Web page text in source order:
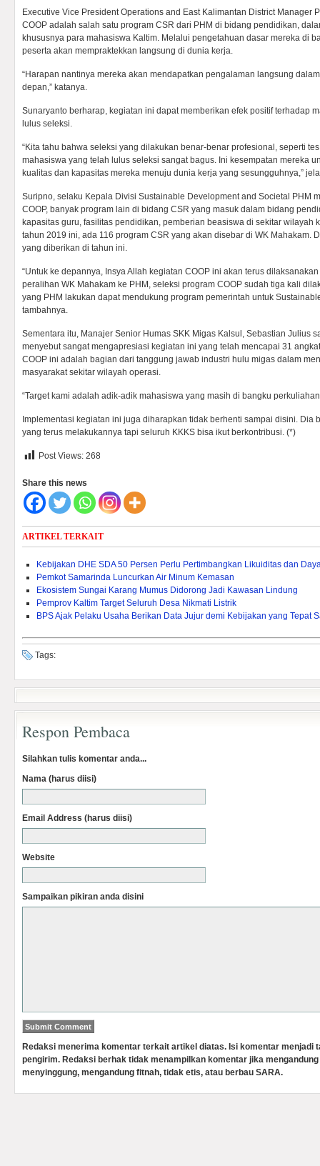
Executive Vice President Operations and East Kalimantan District Manager
COOP adalah salah satu program CSR dari PHM di bidang pendidikan,
khususnya para mahasiswa Kaltim. Melalui pengetahuan dasar mereka di
peserta akan mempraktekkan langsung di dunia kerja.
“Harapan nantinya mereka akan mendapatkan pengalaman langsung
depan,” katanya.
Sunaryanto berharap, kegiatan ini dapat memberikan efek positif terhadap
lulus seleksi.
“Kita tahu bahwa seleksi yang dilakukan benar-benar profesional, seperti
mahasiswa yang telah lulus seleksi sangat bagus. Ini kesempatan mereka
kualitas dan kapasitas mereka menuju dunia kerja yang sesungguhnya,”
Suripno, selaku Kepala Divisi Sustainable Development and Societal PHM
COOP, banyak program lain di bidang CSR yang masuk dalam bidang
kapasitas guru, fasilitas pendidikan, pemberian beasiswa di sekitar wilayah
tahun 2019 ini, ada 116 program CSR yang akan disebar di WK Mahakam.
yang diberikan di tahun ini.
“Untuk ke depannya, Insya Allah kegiatan COOP ini akan terus
peralihan WK Mahakam ke PHM, seleksi program COOP sudah tiga kali
yang PHM lakukan dapat mendukung program pemerintah untuk
tambahnya.
Sementara itu, Manajer Senior Humas SKK Migas Kalsul, Sebastian Julius
menyebut sangat mengapresiasi kegiatan ini yang telah mencapai 31
COOP ini adalah bagian dari tanggung jawab industri hulu migas dalam
masyarakat sekitar wilayah operasi.
“Target kami adalah adik-adik mahasiswa yang masih di bangku
Implementasi kegiatan ini juga diharapkan tidak berhenti sampai disini. Dia
yang terus melakukannya tapi seluruh KKKS bisa ikut berkontribusi. (*)
Post Views: 268
Share this news
ARTIKEL TERKAIT
Kebijakan DHE SDA 50 Persen Perlu Pertimbangkan Likuiditas dan
Pemkot Samarinda Luncurkan Air Minum Kemasan
Ekosistem Sungai Karang Mumus Didorong Jadi Kawasan Lindung
Pemprov Kaltim Target Seluruh Desa Nikmati Listrik
BPS Ajak Pelaku Usaha Berikan Data Jujur demi Kebijakan yang Tepat
Tags:
Respon Pembaca
Silahkan tulis komentar anda...
Nama (harus diisi)
Email Address (harus diisi)
Website
Sampaikan pikiran anda disini
Redaksi menerima komentar terkait artikel diatas. Isi komentar menjadi
pengirim. Redaksi berhak tidak menampilkan komentar jika
menyinggung, mengandung fitnah, tidak etis, atau berbau SARA.